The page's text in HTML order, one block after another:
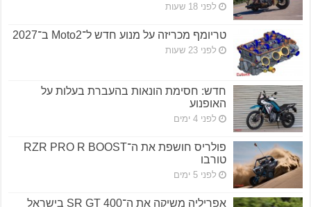
לפני 18 שעות
טריומף מכריזה על מנוע חדש ל־Moto2 ב־2027
לפני 23 שעות
חדש: חסימת הונאות בהעברת בעלות על
האופנוע
לפני 4 ימים
פולריס חושפת את ה־RZR PRO R BOOST
טורבו
לפני 5 ימים
אפריליה משיקה את ה־SR GT 400 בישראל